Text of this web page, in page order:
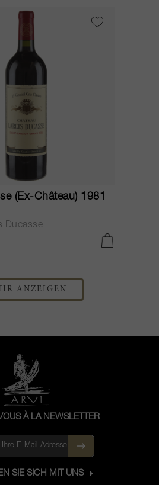
(Ex-Château) 1981
Ducasse
ANZEIGEN
À LA NEWSLETTER
SIE SICH MIT UNS